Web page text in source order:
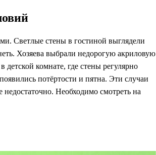
Светлые стены в гостиной выглядели
Хозяева выбрали недорогую акриловую
детской комнате, где стены регулярно
потёртости и пятна. Эти случаи
Необходимо смотреть на